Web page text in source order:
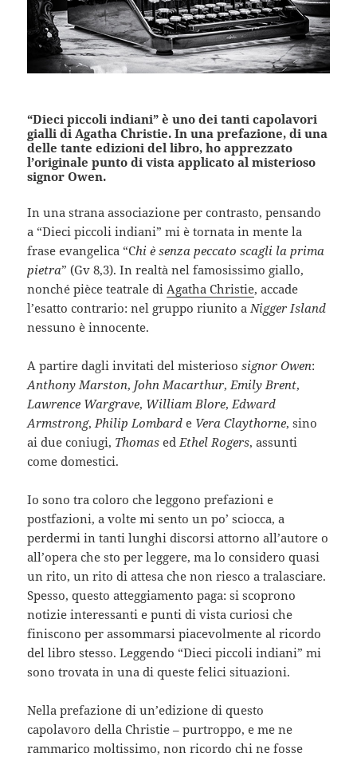
“Dieci piccoli indiani” è uno dei tanti capolavori
gialli di Agatha Christie. In una prefazione, di una
delle tante edizioni del libro, ho apprezzato
l’originale punto di vista applicato al misterioso
signor Owen.
In una strana associazione per contrasto, pensando
a “Dieci piccoli indiani” mi è tornata in mente la
frase evangelica “Chi è senza peccato scagli la prima
pietra” (Gv 8,3). In realtà nel famosissimo giallo,
nonché pièce teatrale di Agatha Christie, accade
l’esatto contrario: nel gruppo riunito a Nigger Island
nessuno è innocente.
A partire dagli invitati del misteriososignor Owen:
Anthony Marston, John Macarthur, Emily Brent,
Lawrence Wargrave, William Blore, Edward
Armstrong, Philip Lombard e Vera Claythorne, sino
ai due coniugi, Thomas ed Ethel Rogers, assunti
come domestici.
Io sono tra coloro che leggono prefazioni e
postfazioni, a volte mi sento un po’ sciocca, a
perdermi in tanti lunghi discorsi attorno all’autore o
all’opera che sto per leggere, ma lo considero quasi
un rito, un rito di attesa che non riesco a tralasciare.
Spesso, questo atteggiamento paga: si scoprono
notizie interessanti e punti di vista curiosi che
finiscono per assommarsi piacevolmente al ricordo
del libro stesso. Leggendo “Dieci piccoli indiani” mi
sono trovata in una di queste felici situazioni.
Nella prefazione di un’edizione di questo
capolavoro della Christie – purtroppo, e me ne
rammarico moltissimo, non ricordo chi ne fosse